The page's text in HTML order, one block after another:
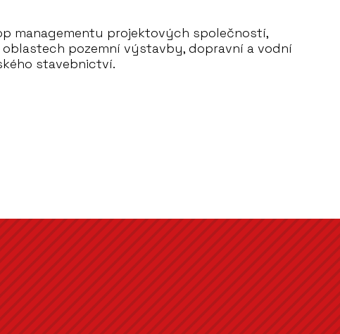
top managementu projektových společností,
pozemní výstavby, dopravní a vodní
stavebnictví.